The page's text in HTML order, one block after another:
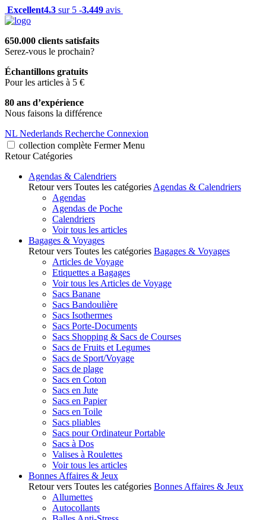
Excellent4.3 sur 5 -3.449 avis
650.000 clients satisfaits
Serez-vous le prochain?
Échantillons gratuits
Pour les articles à 5 €
80 ans d’expérience
Nous faisons la différence
NL Nederlands Recherche Connexion
collection complète Fermer Menu
Retour Catégories
Agendas & Calendriers
Retour vers Toutes les catégories Agendas & Calendriers
Agendas
Agendas de Poche
Calendriers
Voir tous les articles
Bagages & Voyages
Retour vers Toutes les catégories Bagages & Voyages
Articles de Voyage
Etiquettes a Bagages
Voir tous les Articles de Voyage
Sacs Banane
Sacs Bandoulière
Sacs Isothermes
Sacs Porte-Documents
Sacs Shopping & Sacs de Courses
Sacs de Fruits et Legumes
Sacs de Sport/Voyage
Sacs de plage
Sacs en Coton
Sacs en Jute
Sacs en Papier
Sacs en Toile
Sacs pliables
Sacs pour Ordinateur Portable
Sacs à Dos
Valises à Roulettes
Voir tous les articles
Bonnes Affaires & Jeux
Retour vers Toutes les catégories Bonnes Affaires & Jeux
Allumettes
Autocollants